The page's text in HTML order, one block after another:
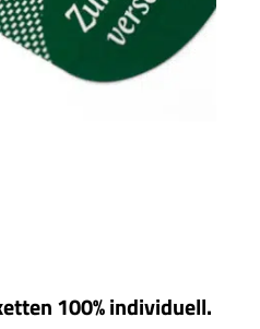
100% individuell.